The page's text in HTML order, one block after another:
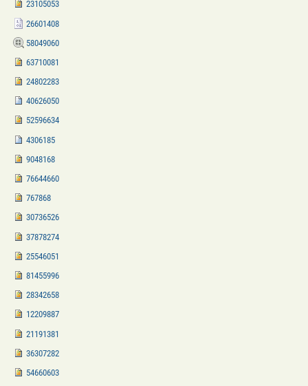
23105053
26601408
58049060
63710081
24802283
40626050
52596634
4306185
9048168
76644660
767868
30736526
37878274
25546051
81455996
28342658
12209887
21191381
36307282
54660603